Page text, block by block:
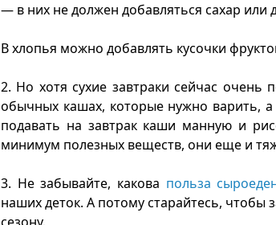
— в них не должен добавляться сахар
В хлопья можно добавлять кусочки
2. Но хотя сухие завтраки сейчас
обычных кашах, которые нужно варить,
подавать на завтрак каши манную и
минимум полезных веществ, они еще и
3. Не забывайте, какова польза
наших деток. А потому старайтесь,